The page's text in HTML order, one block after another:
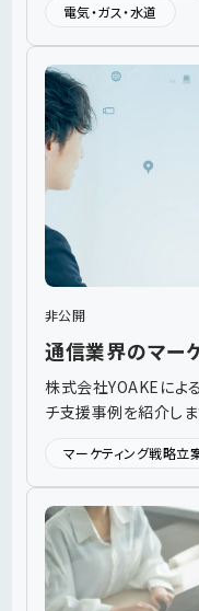
電気・ガス・水道
非公開
通信業界のマー
株式会社YOAKEによ
チ支援事例を紹介しま
マーケティング戦略立